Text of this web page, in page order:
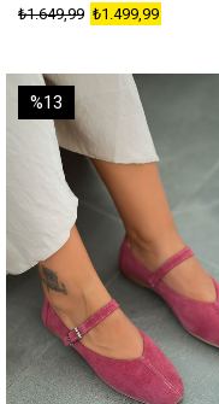
₺1.499,99
₺1.649,99
%13